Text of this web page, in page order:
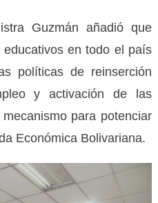
Guzmán añadió que
en todo el país
políticas de reinserción
y activación de las
para potenciar
Económica Bolivariana.